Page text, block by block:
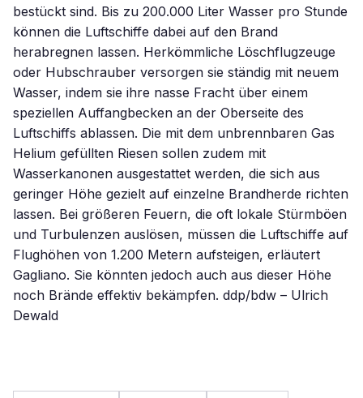
bestückt sind. Bis zu 200.000 Liter Wasser pro Stunde
können die Luftschiffe dabei auf den Brand
herabregnen lassen. Herkömmliche Löschflugzeuge
oder Hubschrauber versorgen sie ständig mit neuem
Wasser, indem sie ihre nasse Fracht über einem
speziellen Auffangbecken an der Oberseite des
Luftschiffs ablassen. Die mit dem unbrennbaren Gas
Helium gefüllten Riesen sollen zudem mit
Wasserkanonen ausgestattet werden, die sich aus
geringer Höhe gezielt auf einzelne Brandherde richten
lassen. Bei größeren Feuern, die oft lokale Stürmböen
und Turbulenzen auslösen, müssen die Luftschiffe auf
Flughöhen von 1.200 Metern aufsteigen, erläutert
Gagliano. Sie könnten jedoch auch aus dieser Höhe
noch Brände effektiv bekämpfen. ddp/bdw – Ulrich
Dewald